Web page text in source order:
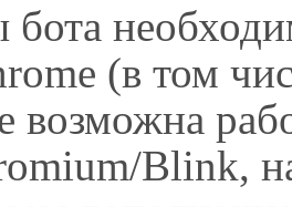
бота
(в том
возможна
Blink,